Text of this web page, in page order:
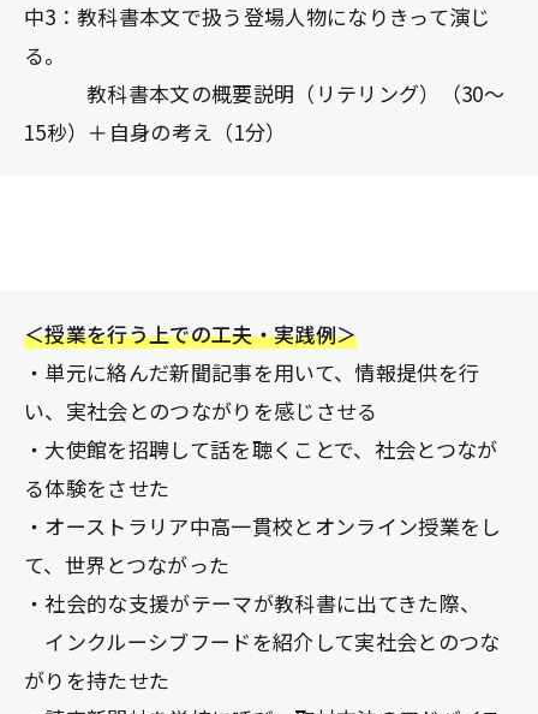
中3：教科書本文で扱う登場人物になりきって演じ
る。
教科書本文の概要説明（リテリング）（30〜
15秒）＋自身の考え（1分）
＜授業を行う上での工夫・実践例＞
・単元に絡んだ新聞記事を用いて、情報提供を行
い、実社会とのつながりを感じさせる
・大使館を招聘して話を聴くことで、社会とつなが
る体験をさせた
・オーストラリア中高一貫校とオンライン授業をし
て、世界とつながった
・社会的な支援がテーマが教科書に出てきた際、
インクルーシブフードを紹介して実社会とのつな
がりを持たせた